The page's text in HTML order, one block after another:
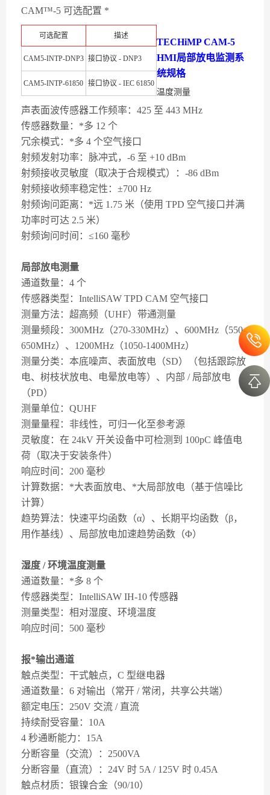
CAM™-5 可选配置 *
可选配置 描述
CAM5-INTP-DNP3 接口协议 - DNP3
CAM5-INTP-61850 接口协议 - IEC 61850
TECHiMP CAM-5
HMI局部放电监测系
统规格
温度测量
声表面波传感器工作频率：425 至 443 MHz
传感器数量：*多 12 个
冗余模式：*多 4 个空气接口
射频发射功率：脉冲式，-6 至 +10 dBm
射频接收灵敏度（取决于合规模式）：-86 dBm
射频接收频率稳定性：±700 Hz
射频询问距离：*远 1.75 米（使用 TPD 空气接口并满
功率时可达 2.5 米）
射频询问时间：≤160 毫秒
局部放电测量
通道数量：4 个
传感器类型：IntelliSAW TPD CAM 空气接口
测量方法：超高频（UHF）带通测量
测量频段：300MHz（270-330MHz）、600MHz（550-
650MHz）、1200MHz（1050-1400MHz）
测量分类：本底噪声、表面放电（SD）（包括跟踪放
电、树枝状放电、电晕放电等）、内部 / 局部放电
（PD）
测量单位：QUHF
测量量程：非线性，可归一化至参考源
灵敏度：在 24kV 开关设备中可检测到 100pC 峰值电
荷（取决于安装条件）
响应时间：200 毫秒
计算数据：*大表面放电、*大局部放电（基于信噪比
计算）
趋势算法：快速平均函数（α）、长期平均函数（β，
用作基线）、局部放电加速趋势函数（Φ）
湿度 / 环境温度测量
通道数量：*多 8 个
传感器类型：IntelliSAW IH-10 传感器
测量类型：相对湿度、环境温度
响应时间：500 毫秒
报*输出通道
触点类型：干式触点，C 型继电器
通道数量：6 对输出（常开 / 常闭，共享公共端）
额定电压：250V 交流 / 直流
持续耐受容量：10A
4 秒通断能力：15A
分断容量（交流）：2500VA
分断容量（直流）：24V 时 5A / 125V 时 0.45A
触点材质：银镍合金（90/10）